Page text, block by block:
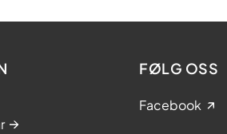
FØLG OSS
Facebook